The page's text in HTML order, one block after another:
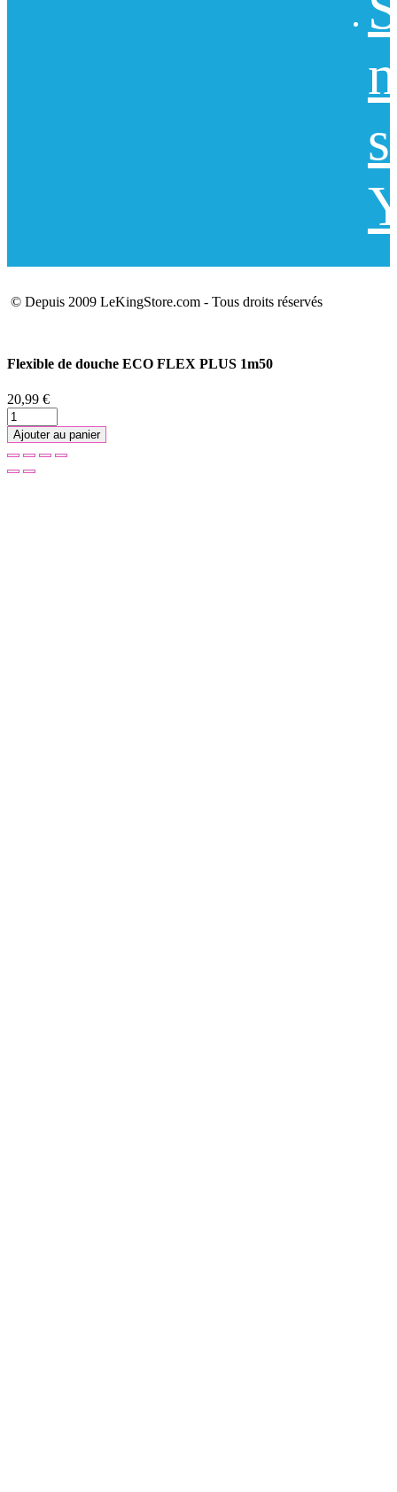
© Depuis 2009 LeKingStore.com - Tous droits réservés
Flexible de douche ECO FLEX PLUS 1m50
20,99 €
Ajouter au panier